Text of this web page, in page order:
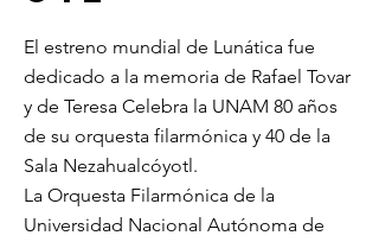
El estreno mundial de Lunática fue
dedicado a la memoria de Rafael Tovar
y de Teresa Celebra la UNAM 80 años
de su orquesta filarmónica y 40 de la
Sala Nezahualcóyotl.
La Orquesta Filarmónica de la
Universidad Nacional Autónoma de